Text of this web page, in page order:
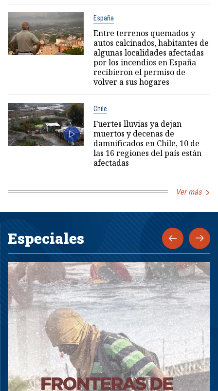
España
Entre terrenos quemados y
autos calcinados, habitantes de
algunas localidades afectadas
por los incendios en España
recibieron el permiso de
volver a sus hogares
Chile
Fuertes lluvias ya dejan
muertos y decenas de
damnificados en Chile, 10 de
las 16 regiones del país están
afectadas
Ver más
Especiales